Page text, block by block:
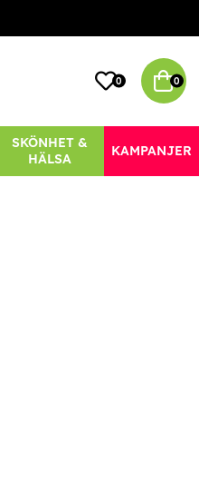
0 0
SKÖNHET &
HÄLSA
KAMPANJER